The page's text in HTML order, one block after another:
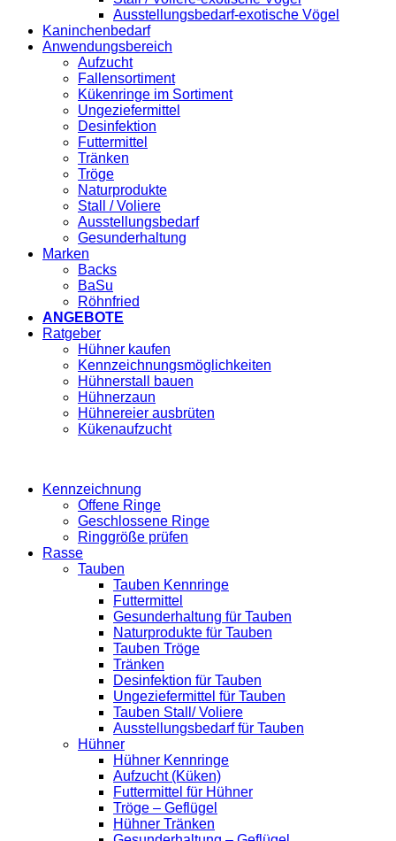
Ausstellungsbedarf-exotische Vögel
Kaninchenbedarf
Anwendungsbereich
Aufzucht
Fallensortiment
Kükenringe im Sortiment
Ungeziefermittel
Desinfektion
Futtermittel
Tränken
Tröge
Naturprodukte
Stall / Voliere
Ausstellungsbedarf
Gesunderhaltung
Marken
Backs
BaSu
Röhnfried
ANGEBOTE
Ratgeber
Hühner kaufen
Kennzeichnungsmöglichkeiten
Hühnerstall bauen
Hühnerzaun
Hühnereier ausbrüten
Kükenaufzucht
Kennzeichnung
Offene Ringe
Geschlossene Ringe
Ringgröße prüfen
Rasse
Tauben
Tauben Kennringe
Futtermittel
Gesunderhaltung für Tauben
Naturprodukte für Tauben
Tauben Tröge
Tränken
Desinfektion für Tauben
Ungeziefermittel für Tauben
Tauben Stall/ Voliere
Ausstellungsbedarf für Tauben
Hühner
Hühner Kennringe
Aufzucht (Küken)
Futtermittel für Hühner
Tröge – Geflügel
Hühner Tränken